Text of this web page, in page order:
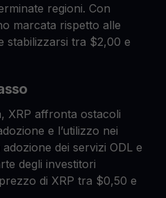
regioni. Con
marcata rispetto alle
stabilizzarsi tra $2,00 e
XRP affronta ostacoli
e l’utilizzo nei
dei servizi ODL e
degli investitori
di XRP tra $0,50 e